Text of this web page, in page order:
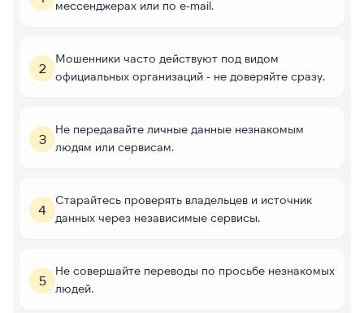
мессенджерах или по e-mail.
2
Мошенники часто действуют под видом
официальных организаций - не доверяйте сразу.
3
Не передавайте личные данные незнакомым
людям или сервисам.
4
Старайтесь проверять владельцев и источник
данных через независимые сервисы.
5
Не совершайте переводы по просьбе незнакомых
людей.